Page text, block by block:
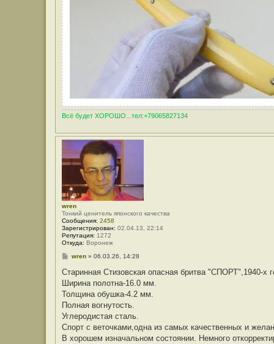
Всё будет ХОРОШО...тел:+79065827134
wren
Тонкий ценитель японского качества
Сообщения: 2458
Зарегистрирован: 02.04.13, 22:14
Репутация: 1272
Откуда: Воронеж
С
о
щ
е
и
е
wren» 06.03.26, 14:28
Старинная Стизовская опасная бритва "СПОРТ",1940-х
Ширина полотна-16.0 мм.
Толщина обушка-4.2 мм.
Полная вогнутость.
Углеродистая сталь.
Спорт с веточками,одна из самых качественных и
В хорошем изначальном состоянии. Немного